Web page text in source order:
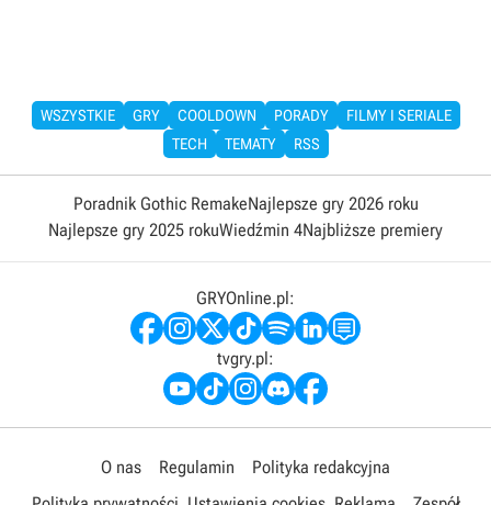
WSZYSTKIE GRY COOLDOWN PORADY
FILMY I SERIALE
TECH
TEMATY RSS
Poradnik Gothic RemakeNajlepsze gry 2026 roku
Najlepsze gry 2025 rokuWiedźmin 4Najbliższe premiery
GRYOnline.pl:
tvgry.pl:
O nas Regulamin
Polityka redakcyjna